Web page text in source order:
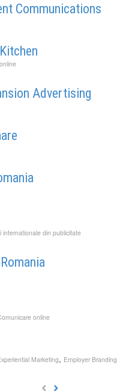
Communications
Advertising
internationale din publicitate
online
Marketing, Employer Branding